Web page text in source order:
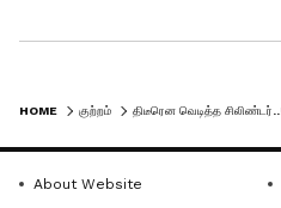
HOME குற்றம்
About Website